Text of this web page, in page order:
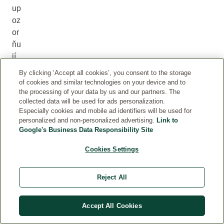
up
oz
or
ňu
jí
na
kt,
že
ne
ko
dří
By clicking ‘Accept all cookies’, you consent to the storage
of cookies and similar technologies on your device and to
the processing of your data by us and our partners. The
collected data will be used for ads personalization.
Especially cookies and mobile ad identifiers will be used for
personalized and non-personalized advertising. Link to
Google's Business Data Responsibility Site
Cookies Settings
Reject All
Accept All Cookies